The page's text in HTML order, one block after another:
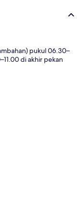
pukul 06.30–
di akhir pekan